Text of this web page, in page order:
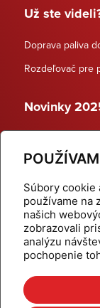
Súbory cookie
používame na
našich
zobrazovali
analýzu
pochopenie
Už ste
Doprava paliva
Rozdeľovač pre
Novinky
Dynamické
Domov
Aktuality
Kalkulačky
Na stiahnutie